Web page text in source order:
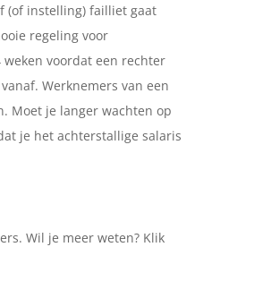
(of instelling) failliet gaat
regeling voor
voordat een rechter
Werknemers van een
Moet je langer wachten op
je het achterstallige salaris
Wil je meer weten? Klik